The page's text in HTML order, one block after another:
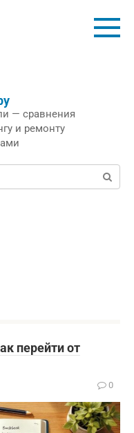
— сравнения
и ремонту
перейти от
0